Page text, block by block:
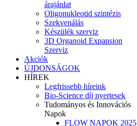
árajánlat
Oligonukleotid szintézis
Szekvenálás
Készülék szerviz
3D Organoid Expansion
Szerviz
Akciók
ÚJDONSÁGOK
HÍREK
Legfrissebb híreink
Bio-Science díj nyertesek
Tudományos és Innovációs
Napok
FLOW NAPOK 2025